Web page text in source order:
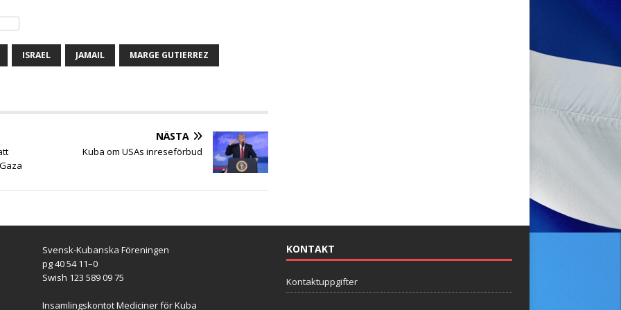
ISRAEL JAMAIL MARGE GUTIERREZ
NÄSTA
Kuba om USAs inreseförbud
Svensk-Kubanska Föreningen
pg 40 54 11–0
Swish 123 589 09 75
Insamlingskontot Mediciner för Kuba
KONTAKT
Kontaktuppgifter